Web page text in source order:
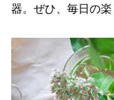
器。ぜひ、毎日の楽